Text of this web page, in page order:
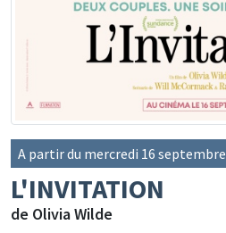
A partir du mercredi 16 septembre
L'INVITATION
de Olivia Wilde